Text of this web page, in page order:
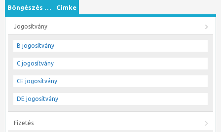
Böngészés … Címke
Jogosítvány
B jogosítvány
C jogosítvány
CE jogosítvány
DE jogosítvány
Fizetés